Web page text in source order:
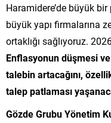
Haramidere’de büyük
büyük yapı firmalarına
ortaklığı sağlıyoruz.
Enflasyonun düşmesi
talebin artacağını,
talep patlaması
Gözde Grubu Yönetim